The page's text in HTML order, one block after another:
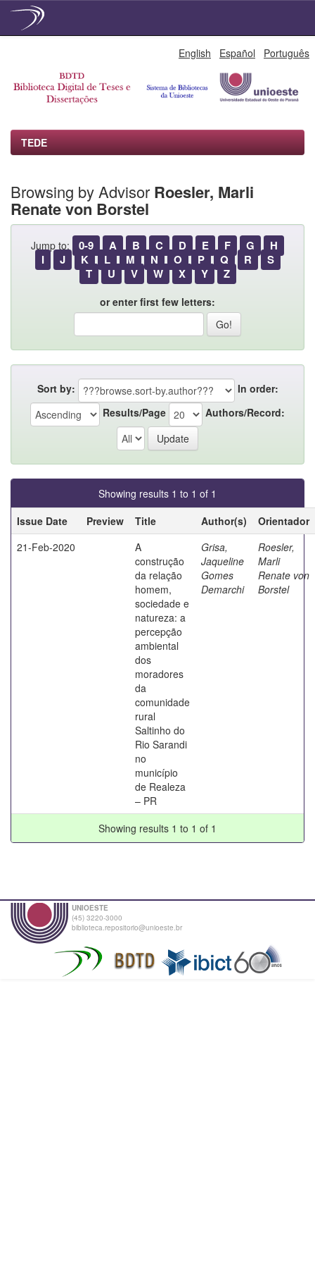
English Español Português
TEDE
Browsing by Advisor Roesler, Marli
Renate von Borstel
Jump to: 0-9 A B C D E F G
H
I
J K L M N O P Q R
S
T
U V W X Y Z
or enter first few letters:
Sort by:
In order:
Results/Page
Authors/Record:
Showing results 1 to 1 of 1
Issue Date
Preview Title Author(s)
Orientador
21-Feb-2020
A
construção
da relação
homem,
sociedade e
natureza: a
percepção
ambiental
dos
moradores
da
comunidade
rural
Saltinho do
Rio Sarandi
no
município
de Realeza
– PR
Grisa,
Jaqueline
Gomes
Demarchi
Roesler,
Marli
Renate von
Borstel
Showing results 1 to 1 of 1
UNIOESTE
(45) 3220-3000
biblioteca.repositorio@unioeste.br